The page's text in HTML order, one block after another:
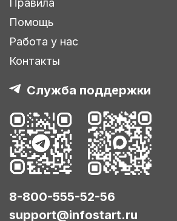
Правила
Помощь
Работа у нас
Контакты
Служба поддержки
8-800-555-52-56
support@infostart.ru